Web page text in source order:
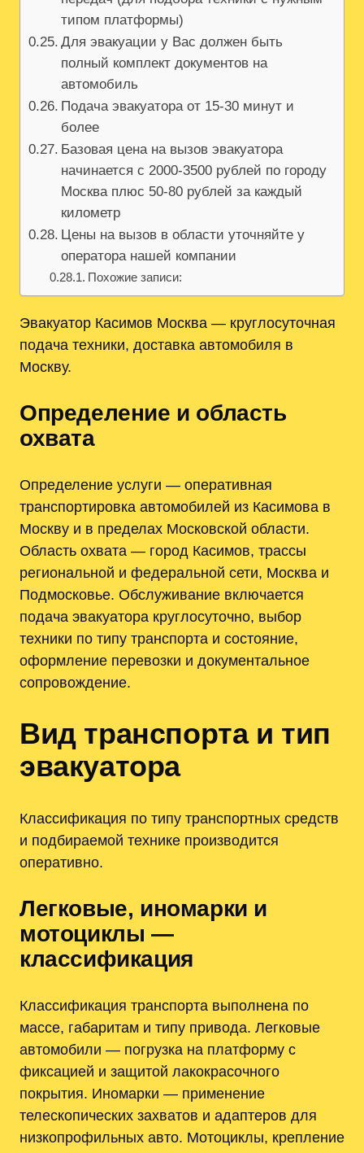
типом платформы)
Для эвакуации у Вас должен быть
полный комплект документов на
автомобиль
Подача эвакуатора от 15-30 минут и
более
Базовая цена на вызов эвакуатора
начинается с 2000-3500 рублей по городу
Москва плюс 50-80 рублей за каждый
километр
Цены на вызов в области уточняйте у
оператора нашей компании
Похожие записи:
Эвакуатор Касимов Москва — круглосуточная
подача техники, доставка автомобиля в
Москву.
Определение и область
охвата
Определение услуги — оперативная
транспортировка автомобилей из Касимова в
Москву и в пределах Московской области.
Область охвата — город Касимов, трассы
региональной и федеральной сети, Москва и
Подмосковье. Обслуживание включается
подача эвакуатора круглосуточно, выбор
техники по типу транспорта и состояние,
оформление перевозки и документальное
сопровождение.
Вид транспорта и тип
эвакуатора
Классификация по типу транспортных средств
и подбираемой технике производится
оперативно.
Легковые, иномарки и
мотоциклы —
классификация
Классификация транспорта выполнена по
массе, габаритам и типу привода. Легковые
автомобили — погрузка на платформу с
фиксацией и защитой лакокрасочного
покрытия. Иномарки — применение
телескопических захватов и адаптеров для
низкопрофильных авто. Мотоциклы, крепление